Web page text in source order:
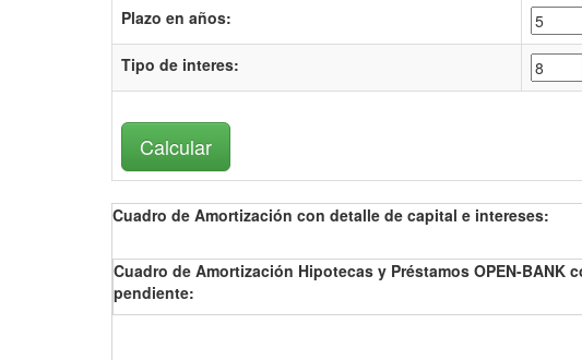
Plazo en años:
Tipo de interes:
Cuadro de Amortización con detalle de capital e intereses:
Cuadro de Amortización Hipotecas y Préstamos OPEN-BANK
pendiente: